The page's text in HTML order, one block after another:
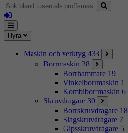
Sök
bland
tusentals
proffsmaskiner
Logga
in
Mina
sidor
Meny
Hyra
Maskin och verktyg 433
Borrmaskin 28
Borrhammare 19
Vinkelborrmaskin 1
Kombiborrmaskin 6
Skruvdragare 30
Borrskruvdragare 18
Slagskruvdragare 7
Gipsskruvdragare 5